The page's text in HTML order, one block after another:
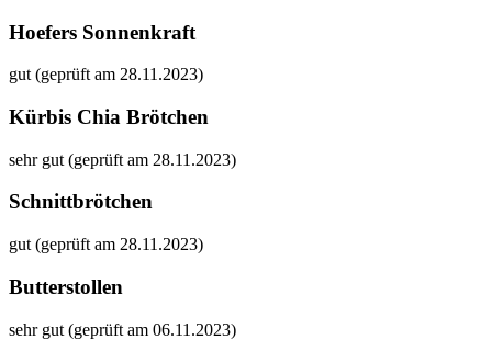
Hoefers Sonnenkraft
gut (geprüft am 28.11.2023)
Kürbis Chia Brötchen
sehr gut (geprüft am 28.11.2023)
Schnittbrötchen
gut (geprüft am 28.11.2023)
Butterstollen
sehr gut (geprüft am 06.11.2023)